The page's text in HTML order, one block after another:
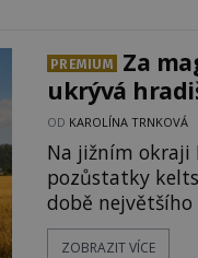
PREMIUM
Za
ukrývá
OD KAROLÍNA TRNKOVÁ
Na jižním okraji
pozůstatky
době největšího
pokrývá les,
hradišti jsou
ZOBRAZIT VÍCE